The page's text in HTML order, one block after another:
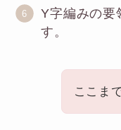
Y字編みの要
す。
ここま